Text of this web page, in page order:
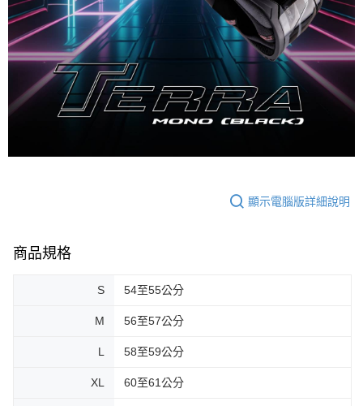
顯示電腦版詳細說明
商品規格
S 54至55公分
M 56至57公分
L 58至59公分
XL 60至61公分